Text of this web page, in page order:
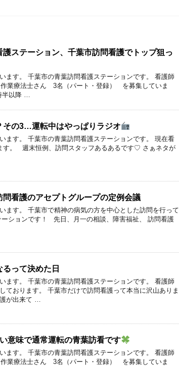
護ステーション、千葉市訪問看護でトップ狙っ
ます。 千葉市の青葉訪問看護ステーションです。 看護師
業療法士さん 3名（パート・登録） を募集していま
半以降 …
その3…運転中はやっぱりラジオ
ます。 千葉市の青葉訪問看護ステーションです。 現在看
す。 週末恒例、訪問スタッフあるあるです♡ さぁネタが
看護のアセプトグループの定例会議
ます。 千葉市で精神の病気の方を中心とした訪問を行って
ーションです！ 先日、月一の相談、障害福祉、 訪問看護
って決めた日
ます。 千葉市の青葉訪問看護ステーションです。 看護師
ております。 千葉市だけで訪問看護って本当に沢山ありま
が出来て …
意味で通常運転の青葉訪看です
ます。 千葉市の青葉訪問看護ステーションです。 看護師
業療法士さん 3名（パート・登録） を募集していま